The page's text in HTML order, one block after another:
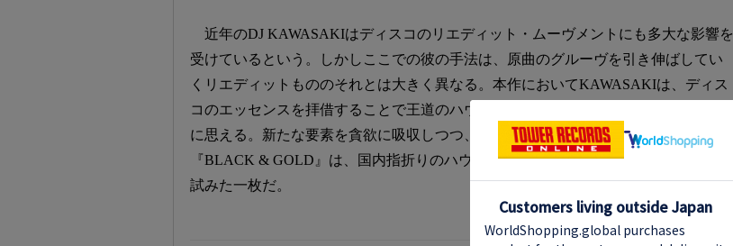
近年のDJ KAWASAKIはディスコのリエディット・ムーヴメントにも多大な影響を
受けているという。しかしここでの彼の手法は、原曲のグルーヴを引き伸ばしてい
くリエディットもののそれとは大きく異なる。本作においてKAWASAKIは、ディス
コのエッセンスを拝借することで王道のハウスをフレッシュに蘇生させているよう
に思える。新たな要素を貪欲に吸収しつつ、己の血肉たるサウンドに還元する——
『BLACK & GOLD』は、国内指折りのハウス・マイスターが、至極真っ当に前進を
試みた一枚だ。